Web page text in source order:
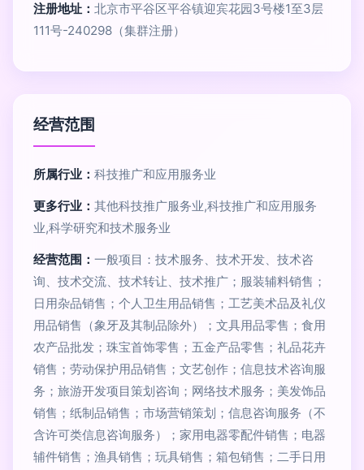
注册地址： 北京市平谷区平谷镇迎宾花园3号楼1至3层
111号-240298（集群注册）
经营范围
所属行业： 科技推广和应用服务业
更多行业： 其他科技推广服务业,科技推广和应用服务
业,科学研究和技术服务业
经营范围： 一般项目：技术服务、技术开发、技术咨
询、技术交流、技术转让、技术推广；服装辅料销售；
日用杂品销售；个人卫生用品销售；工艺美术品及礼仪
用品销售（象牙及其制品除外）；文具用品零售；食用
农产品批发；珠宝首饰零售；五金产品零售；礼品花卉
销售；劳动保护用品销售；文艺创作；信息技术咨询服
务；旅游开发项目策划咨询；网络技术服务；美发饰品
销售；纸制品销售；市场营销策划；信息咨询服务（不
含许可类信息咨询服务）；家用电器零配件销售；电器
辅件销售；渔具销售；玩具销售；箱包销售；二手日用